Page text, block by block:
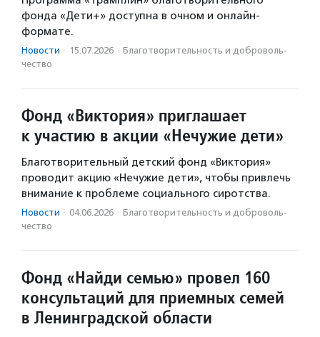
фонда «Дети+» доступна в очном и онлайн-
формате.
Новости · 15.07.2026 · Благотвори­тель­ность и доброволь­
чест­во
Фонд «Виктория» приглашает
к участию в акции «Нечужие дети»
Благотворительный детский фонд «Виктория»
проводит акцию «Нечужие дети», чтобы привлечь
внимание к проблеме социального сиротства.
Новости · 04.06.2026 · Благотвори­тель­ность и доброволь­
чест­во
Фонд «Найди семью» провел 160
консультаций для приемных семей
в Ленинградской области